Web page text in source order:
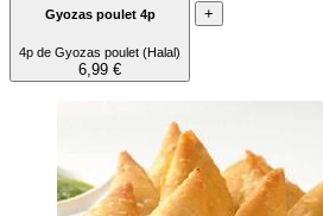
Gyozas poulet 4p
4p de Gyozas poulet (Halal)
6,99 €
+